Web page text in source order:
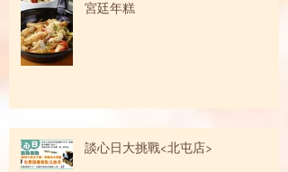
宮廷年糕
談心日大挑戰<北屯店>